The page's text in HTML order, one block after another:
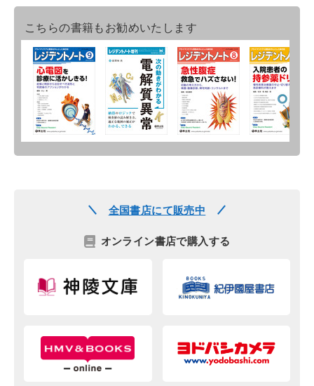
こちらの書籍もお勧めいたします
全国書店にて販売中
オンライン書店で購入する